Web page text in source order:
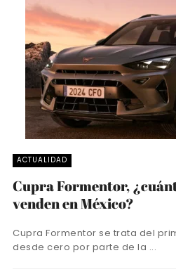
ACTUALIDAD
Cupra Formentor,
venden en México?
Cupra Formentor se trata del
desde cero por parte de la ...